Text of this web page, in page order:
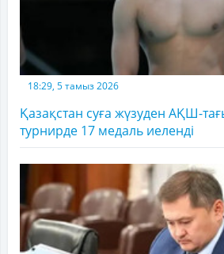
18:29, 5 тамыз 2026
Қазақстан суға жүзуден АҚШ-
турнирде 17 медаль иеленді